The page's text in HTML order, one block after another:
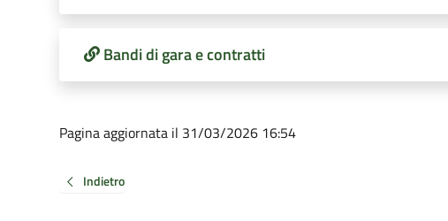
Bandi di gara e contratti
Pagina aggiornata il 31/03/2026 16:54
Indietro